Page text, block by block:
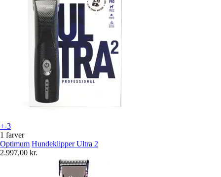
+-3
1 farver
Optimum Hundeklipper Ultra 2
2.997,00 kr.